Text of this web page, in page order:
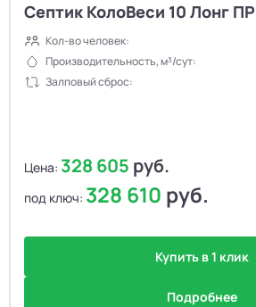
Септик КолоВеси 10 Лонг ПР
Кол-во человек:
Производительность, м³/сут:
Залповый сброс:
Цена: 328 605 руб.
под ключ: 328 610 руб.
Купить в 1 клик
Подробнее